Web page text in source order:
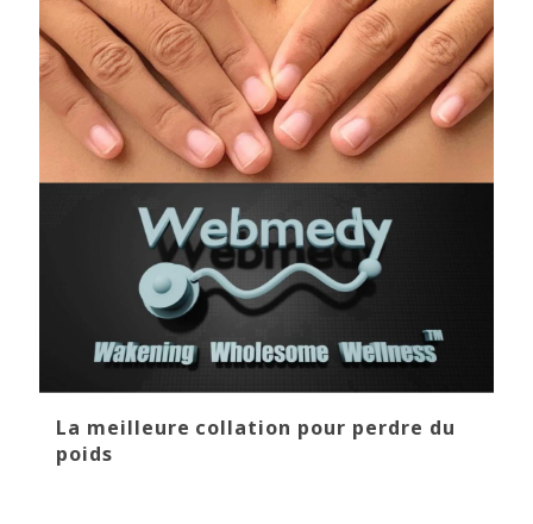
La meilleure collation pour perdre du
poids